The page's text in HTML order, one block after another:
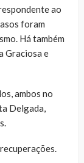
ao
foram
Há também
Graciosa e
ambos no
Delgada,